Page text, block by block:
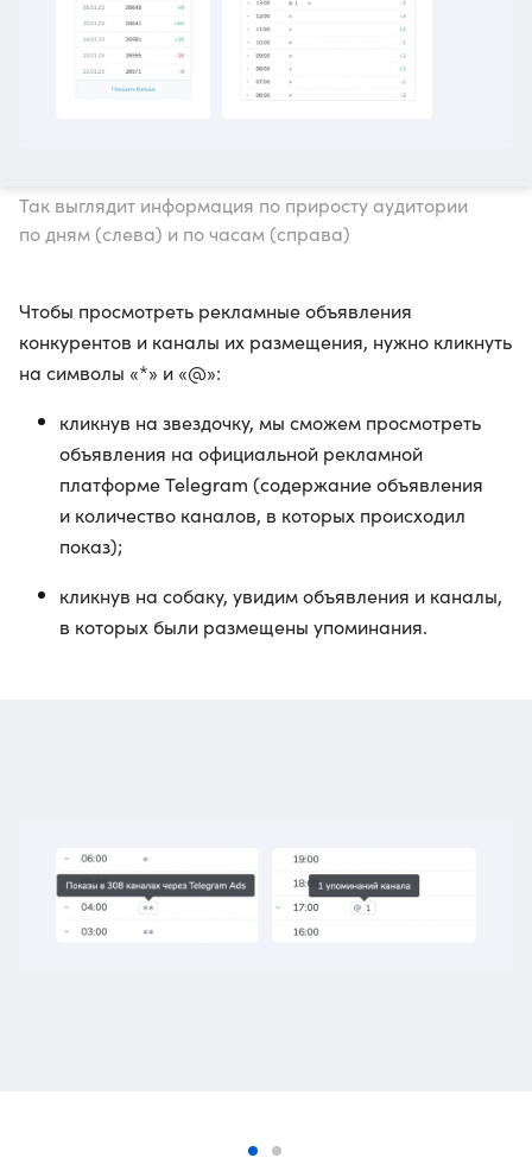
Так выглядит информация по приросту аудитории
по дням (слева) и по часам (справа)
Чтобы просмотреть рекламные объявления
конкурентов и каналы их размещения, нужно кликнуть
на символы «*» и «@»:
кликнув на звездочку, мы сможем просмотреть
объявления на официальной рекламной
платформе Telegram (содержание объявления
и количество каналов, в которых происходил
показ);
кликнув на собаку, увидим объявления и каналы,
в которых были размещены упоминания.